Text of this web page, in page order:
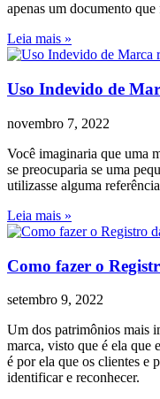
apenas um documento
Leia mais »
Uso Indevido de
novembro 7, 2022
Você imaginaria que uma
se preocuparia se uma
utilizasse alguma
Leia mais »
Como fazer o
setembro 9, 2022
Um dos patrimônios mais
marca, visto que é ela que
é por ela que os clientes e
identificar e reconhecer.